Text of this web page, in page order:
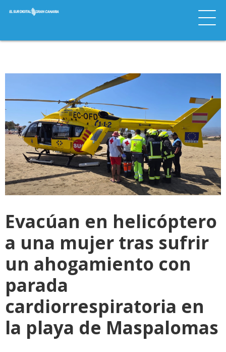
Evacúan en helicóptero
a una mujer tras sufrir
un ahogamiento con
parada
cardiorrespiratoria en
la playa de Maspalomas